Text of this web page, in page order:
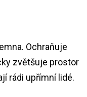
Ochraňuje
zvětšuje prostor
rádi upřímní lidé.